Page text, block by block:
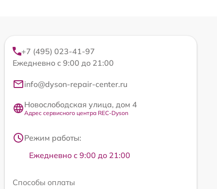
+7 (495) 023-41-97
Ежедневно с 9:00 до 21:00
info@dyson-repair-center.ru
Новослободская улица, дом 4
Адрес сервисного центра REC-Dyson
Режим работы:
Ежедневно с 9:00 до 21:00
Способы оплаты